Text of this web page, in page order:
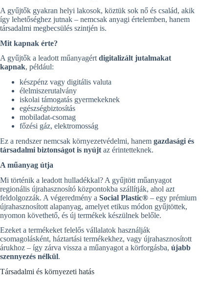
A gyűjtők gyakran helyi lakosok, köztük sok nő és család, akik
így lehetőséghez jutnak – nemcsak anyagi értelemben, hanem
társadalmi megbecsülés szintjén is.
Mit kapnak érte?
A gyűjtők a leadott műanyagért digitalizált jutalmakat
kapnak, például:
készpénz vagy digitális valuta
élelmiszerutalvány
iskolai támogatás gyermekeknek
egészségbiztosítás
mobiladat-csomag
főzési gáz, elektromosság
Ez a rendszer nemcsak környezetvédelmi, hanem gazdasági és
társadalmi biztonságot is nyújt az érintetteknek.
A műanyag útja
Mi történik a leadott hulladékkal? A gyűjtött műanyagot
regionális újrahasznosító központokba szállítják, ahol azt
feldolgozzák. A végeredmény a Social Plastic® – egy prémium
újrahasznosított alapanyag, amelyet etikus módon gyűjtöttek,
nyomon követhető, és új termékek készülnek belőle.
Ezeket a termékeket felelős vállalatok használják
csomagolásként, háztartási termékekhez, vagy újrahasznosított
árukhoz – így zárva vissza a műanyagot a körforgásba, újabb
szennyezés nélkül.
Társadalmi és környezeti hatás